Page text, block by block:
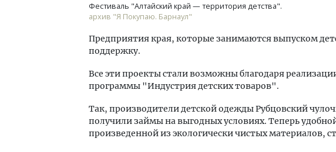
Фестиваль "Алтайский край — территория детства".
архив "Я Покупаю. Барнаул"
Предприятия края, которые занимаются выпуском
поддержку.
Все эти проекты стали возможны благодаря
программы "Индустрия детских товаров".
Так, производители детской одежды Рубцовский
получили займы на выгодных условиях. Теперь
произведенной из экологически чистых материалов,